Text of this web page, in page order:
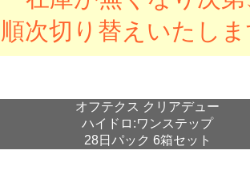
順次切り替えいたし
オフテクス クリアデュー
ハイドロ:ワンステップ
28日パック 6箱セット